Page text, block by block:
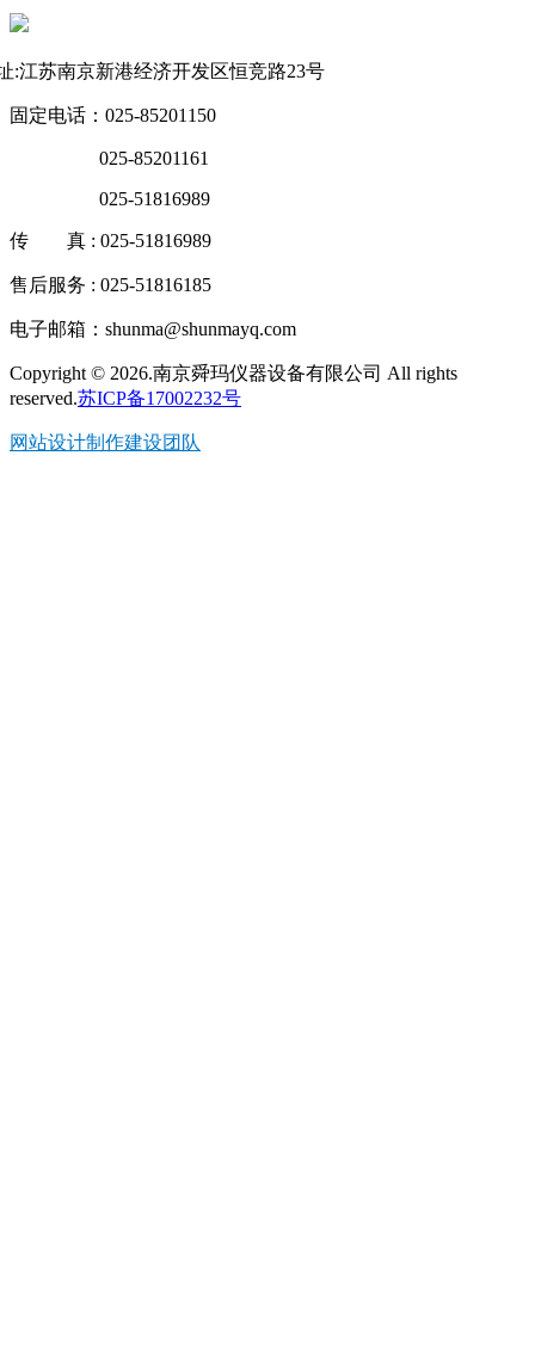
:江苏南京新港经济开发区恒竞路23号
固定电话：025-85201150
025-85201161
025-51816989
传 真 : 025-51816989
售后服务 : 025-51816185
电子邮箱：shunma@shunmayq.com
Copyright © 2026.南京舜玛仪器设备有限公司 All rights
reserved.苏ICP备17002232号
网站设计制作建设团队